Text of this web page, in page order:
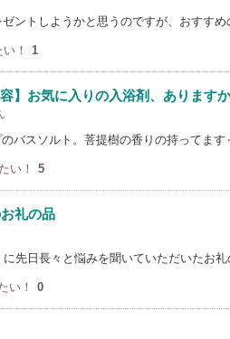
ントしようかと思うのですが、おすす
！ 1
】お気に入りの入浴剤、あります
バスソルト。菩提樹の香りの持ってま
い！ 5
礼の品
先日長々と悩みを聞いていただいたお
い！ 0